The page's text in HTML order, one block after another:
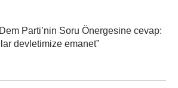
Parti’nin Soru Önergesine cevap:
devletimize emanet”